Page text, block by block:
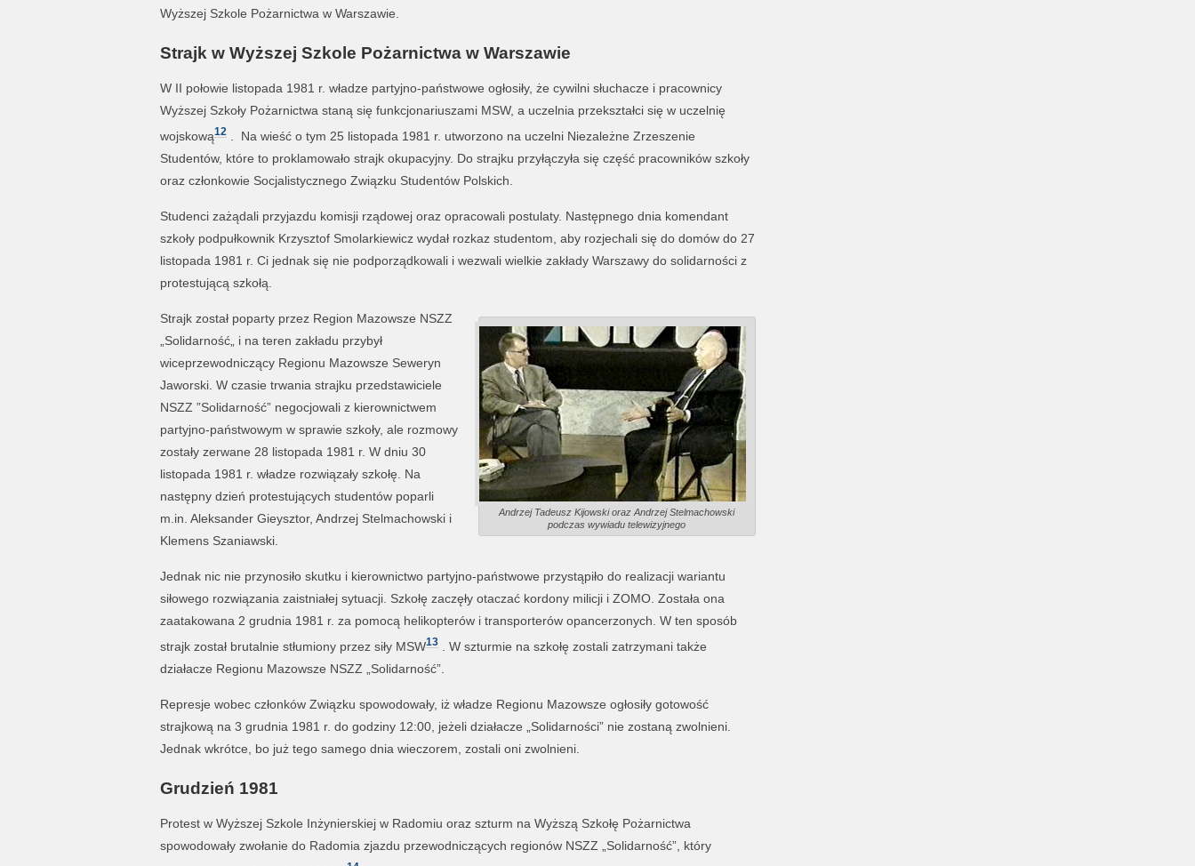
Wyższej Szkole Pożarnictwa w Warszawie.
Strajk w Wyższej Szkole Pożarnictwa w Warszawie
W II połowie listopada 1981 r. władze partyjno-państwowe ogłosiły, że cywilni słuchacze i pracownicy
Wyższej Szkoły Pożarnictwa staną się funkcjonariuszami MSW, a uczelnia przekształci się w uczelnię
wojskową12. Na wieść o tym 25 listopada 1981 r. utworzono na uczelni Niezależne Zrzeszenie
Studentów, które to proklamowało strajk okupacyjny. Do strajku przyłączyła się część pracowników szkoły
oraz członkowie Socjalistycznego Związku Studentów Polskich.
Studenci zażądali przyjazdu komisji rządowej oraz opracowali postulaty. Następnego dnia komendant
szkoły podpułkownik Krzysztof Smolarkiewicz wydał rozkaz studentom, aby rozjechali się do domów do 27
listopada 1981 r. Ci jednak się nie podporządkowali i wezwali wielkie zakłady Warszawy do solidarności z
protestującą szkołą.
Andrzej Tadeusz Kijowski oraz Andrzej Stelmachowski
podczas wywiadu telewizyjnego
Strajk został poparty przez Region Mazowsze NSZZ
„Solidarność„ i na teren zakładu przybył
wiceprzewodniczący Regionu Mazowsze Seweryn
Jaworski. W czasie trwania strajku przedstawiciele
NSZZ ”Solidarność” negocjowali z kierownictwem
partyjno-państwowym w sprawie szkoły, ale rozmowy
zostały zerwane 28 listopada 1981 r. W dniu 30
listopada 1981 r. władze rozwiązały szkołę. Na
następny dzień protestujących studentów poparli
m.in. Aleksander Gieysztor, Andrzej Stelmachowski i
Klemens Szaniawski.
Jednak nic nie przynosiło skutku i kierownictwo partyjno-państwowe przystąpiło do realizacji wariantu
siłowego rozwiązania zaistniałej sytuacji. Szkołę zaczęły otaczać kordony milicji i ZOMO. Została ona
zaatakowana 2 grudnia 1981 r. za pomocą helikopterów i transporterów opancerzonych. W ten sposób
strajk został brutalnie stłumiony przez siły MSW13. W szturmie na szkołę zostali zatrzymani także
działacze Regionu Mazowsze NSZZ „Solidarność”.
Represje wobec członków Związku spowodowały, iż władze Regionu Mazowsze ogłosiły gotowość
strajkową na 3 grudnia 1981 r. do godziny 12:00, jeżeli działacze „Solidarności” nie zostaną zwolnieni.
Jednak wkrótce, bo już tego samego dnia wieczorem, zostali oni zwolnieni.
Grudzień 1981
Protest w Wyższej Szkole Inżynierskiej w Radomiu oraz szturm na Wyższą Szkołę Pożarnictwa
spowodowały zwołanie do Radomia zjazdu przewodniczących regionów NSZZ „Solidarność”, który